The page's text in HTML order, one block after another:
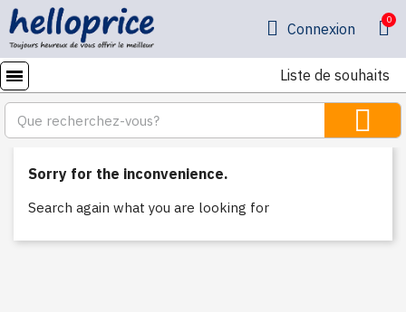
Connexion
Liste de souhaits
Sorry for the inconvenience.
Search again what you are looking for